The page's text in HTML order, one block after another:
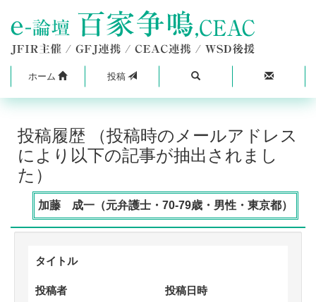
ホーム 投稿
投稿履歴 （投稿時のメールアドレス
により以下の記事が抽出されまし
た）
加藤 成一（元弁護士・70-79歳・男性・東京都）
タイトル
投稿者 投稿日時